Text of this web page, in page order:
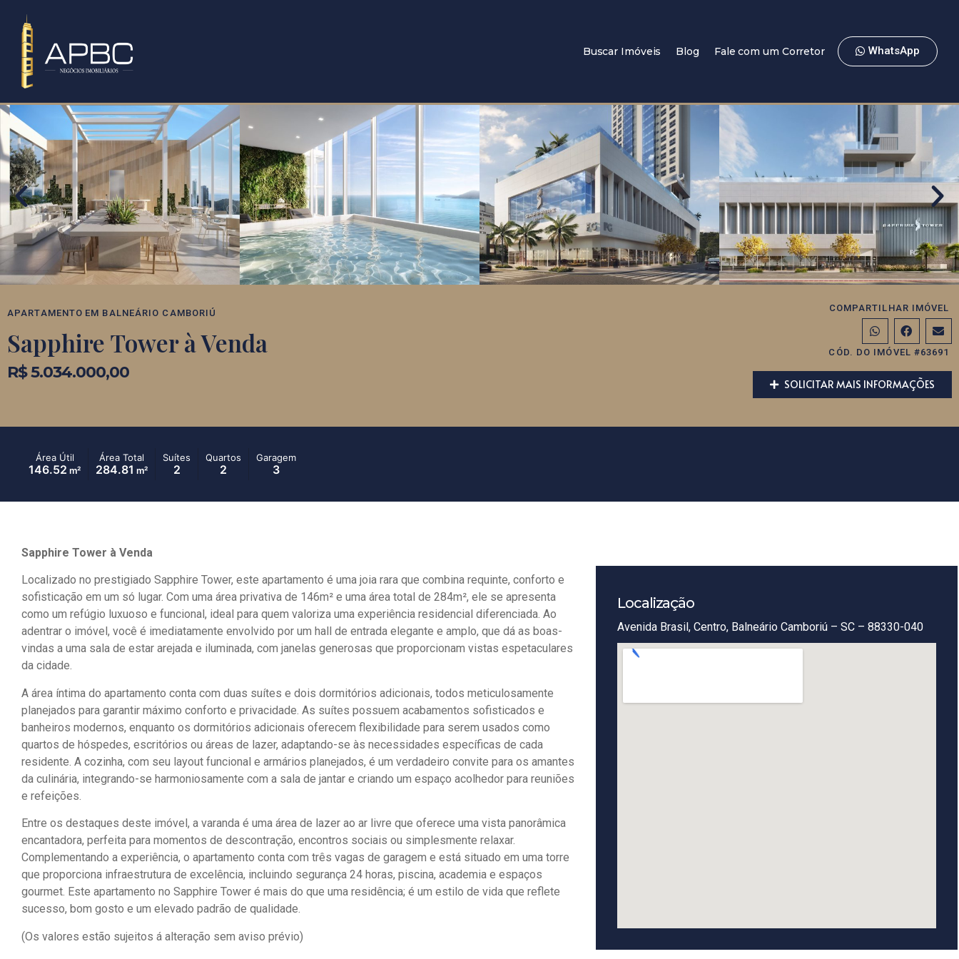
Buscar Imóveis Blog Fale com um Corretor WhatsApp
APARTAMENTO EM BALNEÁRIO CAMBORIÚ
Sapphire Tower à Venda
R$ 5.034.000,00
COMPARTILHAR IMÓVEL
CÓD. DO IMÓVEL #63691
SOLICITAR MAIS INFORMAÇÕES
Área Útil
146.52 m²
Área Total
284.81 m²
Suítes
2
Quartos
2
Garagem
3
Sapphire Tower à Venda
Localizado no prestigiado Sapphire Tower, este apartamento é uma joia rara que combina requinte, conforto e
sofisticação em um só lugar. Com uma área privativa de 146m² e uma área total de 284m², ele se apresenta
como um refúgio luxuoso e funcional, ideal para quem valoriza uma experiência residencial diferenciada. Ao
adentrar o imóvel, você é imediatamente envolvido por um hall de entrada elegante e amplo, que dá as boas-
vindas a uma sala de estar arejada e iluminada, com janelas generosas que proporcionam vistas espetaculares
da cidade.
A área íntima do apartamento conta com duas suítes e dois dormitórios adicionais, todos meticulosamente
planejados para garantir máximo conforto e privacidade. As suítes possuem acabamentos sofisticados e
banheiros modernos, enquanto os dormitórios adicionais oferecem flexibilidade para serem usados como
quartos de hóspedes, escritórios ou áreas de lazer, adaptando-se às necessidades específicas de cada
residente. A cozinha, com seu layout funcional e armários planejados, é um verdadeiro convite para os amantes
da culinária, integrando-se harmoniosamente com a sala de jantar e criando um espaço acolhedor para reuniões
e refeições.
Entre os destaques deste imóvel, a varanda é uma área de lazer ao ar livre que oferece uma vista panorâmica
encantadora, perfeita para momentos de descontração, encontros sociais ou simplesmente relaxar.
Complementando a experiência, o apartamento conta com três vagas de garagem e está situado em uma torre
que proporciona infraestrutura de excelência, incluindo segurança 24 horas, piscina, academia e espaços
gourmet. Este apartamento no Sapphire Tower é mais do que uma residência; é um estilo de vida que reflete
sucesso, bom gosto e um elevado padrão de qualidade.
(Os valores estão sujeitos á alteração sem aviso prévio)
Localização
Avenida Brasil, Centro, Balneário Camboriú – SC – 88330-040